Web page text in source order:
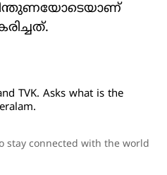
TVK. Asks what is the
stay connected with the world